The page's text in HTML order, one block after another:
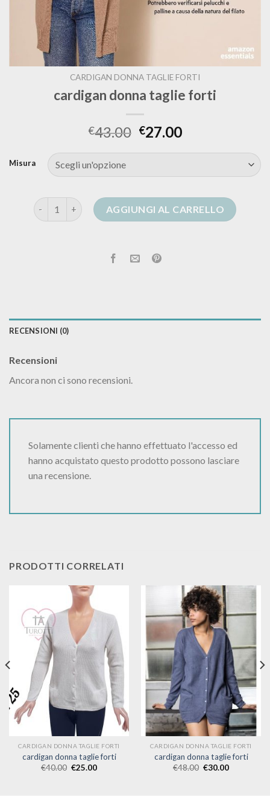
CARDIGAN DONNA TAGLIE FORTI
cardigan donna taglie forti
€43.00 €27.00
Misura
cardigan donna taglie forti quantità
AGGIUNGI AL CARRELLO
RECENSIONI (0)
Recensioni
Ancora non ci sono recensioni.
Solamente clienti che hanno effettuato l'accesso ed
hanno acquistato questo prodotto possono lasciare
una recensione.
PRODOTTI CORRELATI
CARDIGAN DONNA TAGLIE FORTI
cardigan donna taglie forti
€40.00 €25.00
CARDIGAN DONNA TAGLIE FORTI
cardigan donna taglie forti
€48.00 €30.00